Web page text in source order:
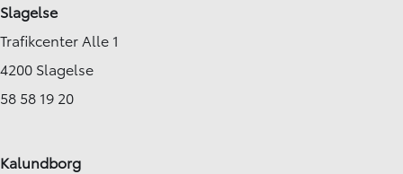
Slagelse
Trafikcenter Alle 1
4200 Slagelse
58 58 19 20
Kalundborg